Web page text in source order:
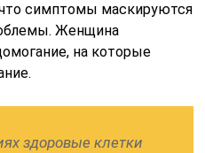
симптомы маскируются
Женщина
на которые
здоровые клетки